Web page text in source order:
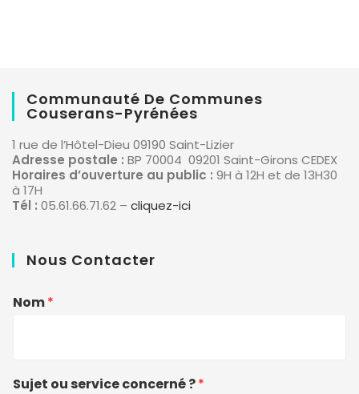
Communauté De Communes
Couserans-Pyrénées
1 rue de l’Hôtel-Dieu 09190 Saint-Lizier
Adresse postale : BP 70004 09201 Saint-Girons CEDEX
Horaires d’ouverture au public : 9H à 12H et de 13H30
à 17H
Tél : 05.61.66.71.62 – cliquez-ici
Nous Contacter
Nom*
Sujet ou service concerné ?*